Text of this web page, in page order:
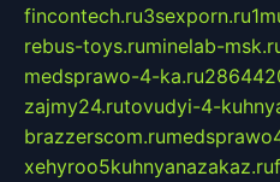
fincontech.ru3sexporn.ru
rebus-toys.ruminelab-
medsprawo-4-ka.ru
zajmy24.rutovudyi-4-
brazzerscom.ru
xehyroo5kuhnyanazakaz.ru